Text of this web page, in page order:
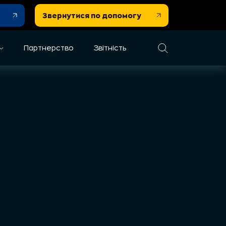
Звернутися по допомогу
Партнерство Звітність